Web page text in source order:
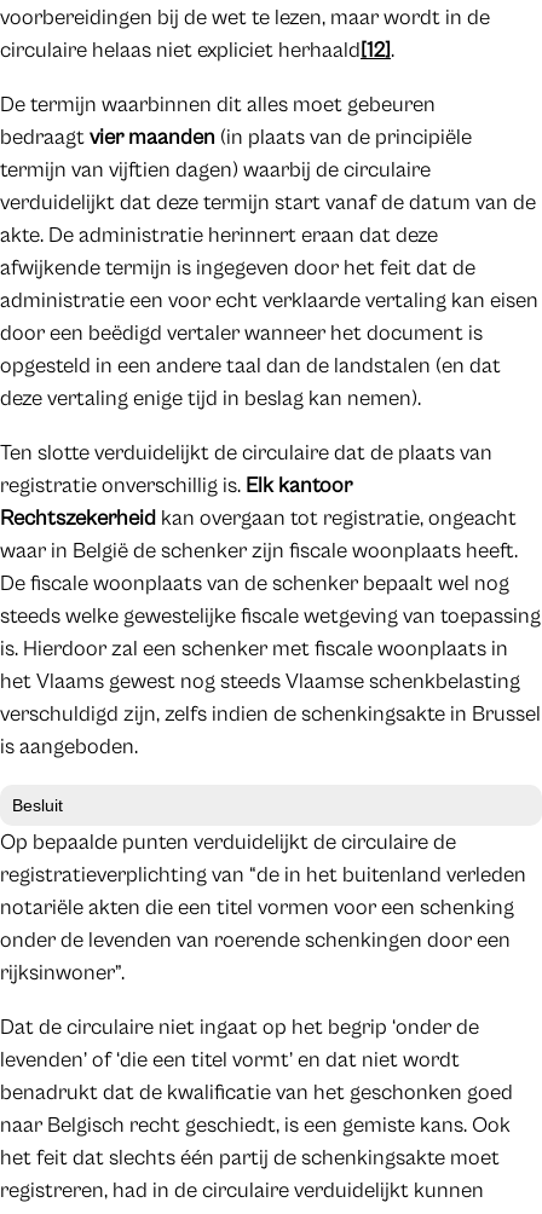
voorbereidingen bij de wet te lezen, maar wordt in de
circulaire helaas niet expliciet herhaald[12].
De termijn waarbinnen dit alles moet gebeuren
bedraagtvier maanden (in plaats van de principiële
termijn van vijftien dagen) waarbij de circulaire
verduidelijkt dat deze termijn start vanaf de datum van de
akte. De administratie herinnert eraan dat deze
afwijkende termijn is ingegeven door het feit dat de
administratie een voor echt verklaarde vertaling kan eisen
door een beëdigd vertaler wanneer het document is
opgesteld in een andere taal dan de landstalen (en dat
deze vertaling enige tijd in beslag kan nemen).
Ten slotte verduidelijkt de circulaire dat de plaats van
registratie onverschillig is. Elk kantoor
Rechtszekerheid kan overgaan tot registratie, ongeacht
waar in België de schenker zijn fiscale woonplaats heeft.
De fiscale woonplaats van de schenker bepaalt wel nog
steeds welke gewestelijke fiscale wetgeving van toepassing
is. Hierdoor zal een schenker met fiscale woonplaats in
het Vlaams gewest nog steeds Vlaamse schenkbelasting
verschuldigd zijn, zelfs indien de schenkingsakte in Brussel
is aangeboden.
Besluit
Op bepaalde punten verduidelijkt de circulaire de
registratieverplichting van “de in het buitenland verleden
notariële akten die een titel vormen voor een schenking
onder de levenden van roerende schenkingen door een
rijksinwoner”.
Dat de circulaire niet ingaat op het begrip ‘onder de
levenden’ of ‘die een titel vormt’ en dat niet wordt
benadrukt dat de kwalificatie van het geschonken goed
naar Belgisch recht geschiedt, is een gemiste kans. Ook
het feit dat slechts één partij de schenkingsakte moet
registreren, had in de circulaire verduidelijkt kunnen